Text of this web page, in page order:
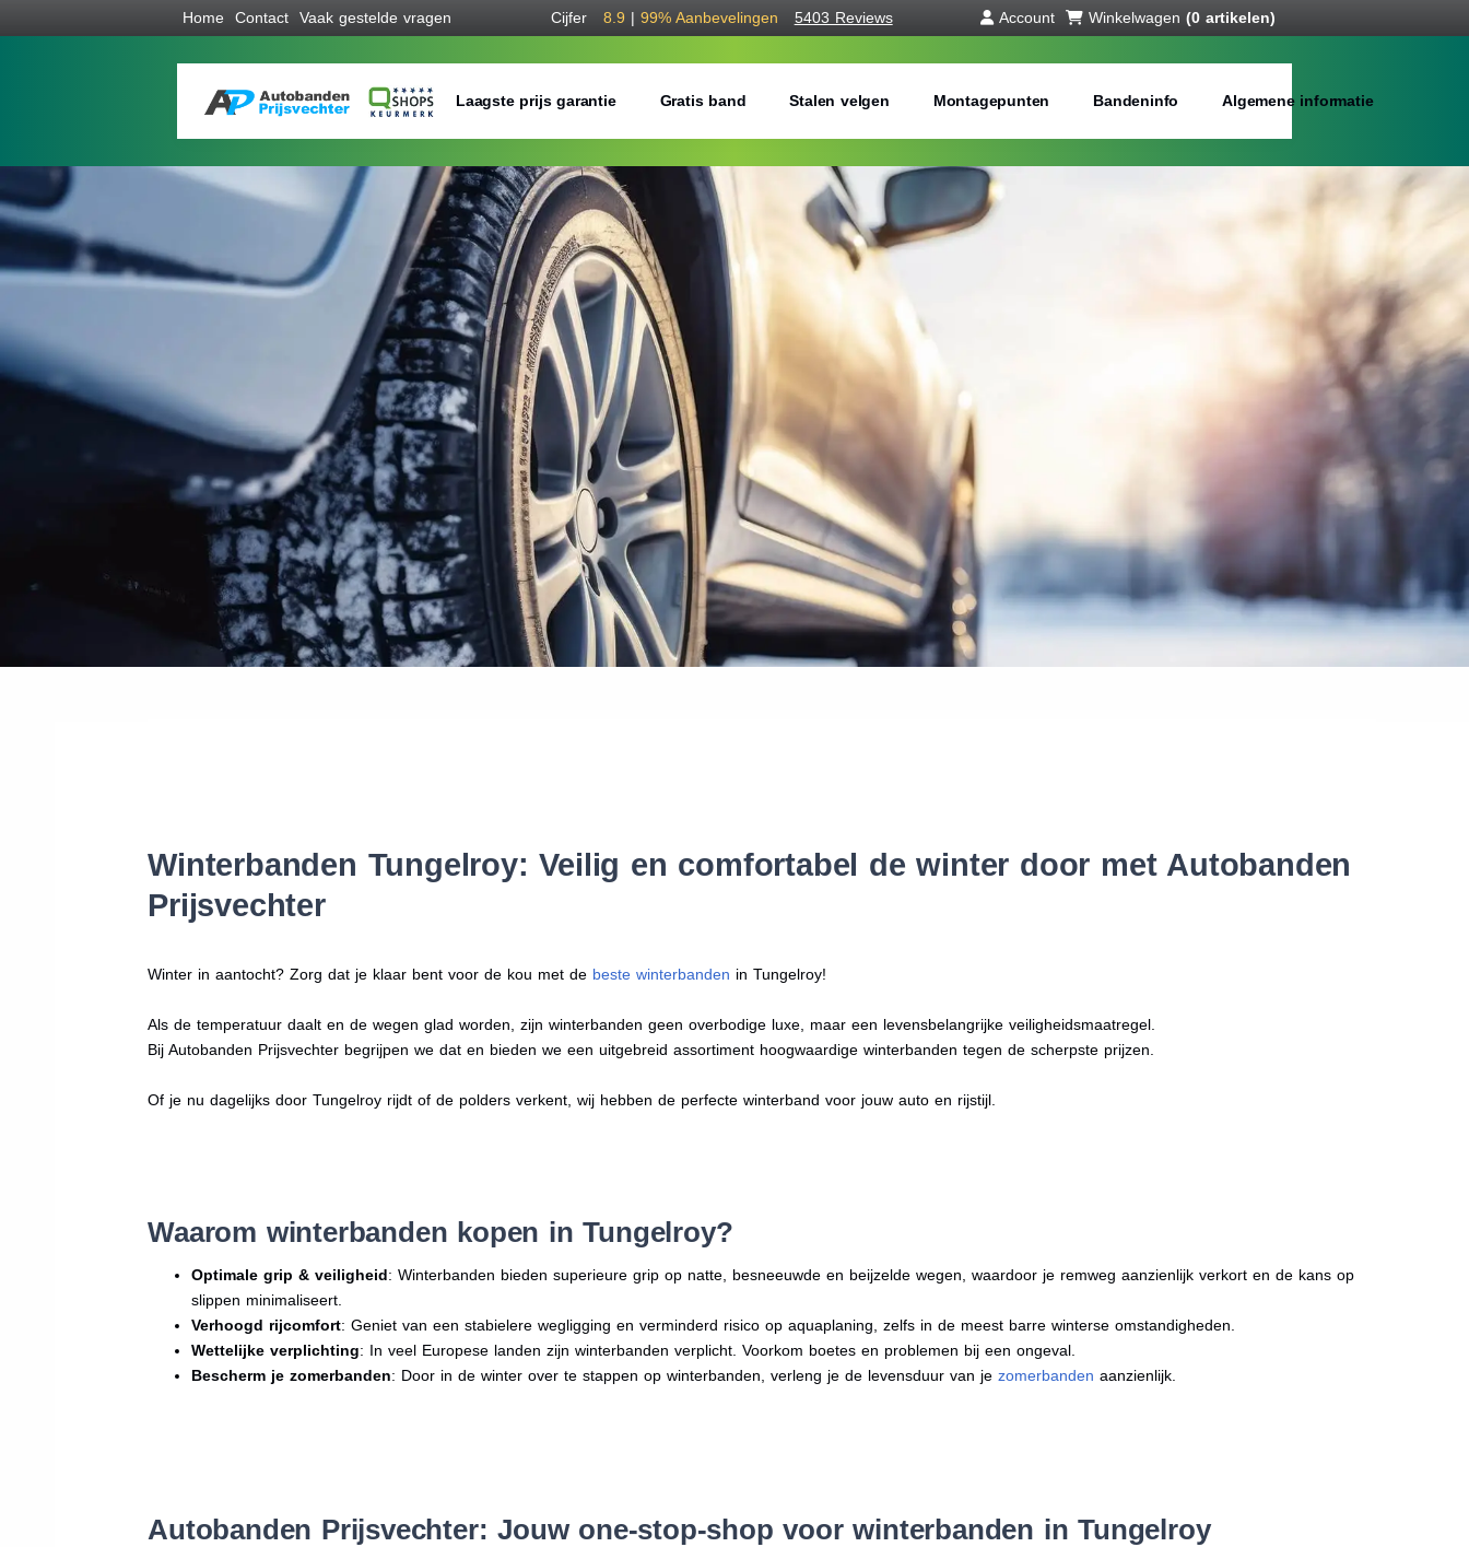
Home Contact Vaak gestelde vragen Cijfer 8.9 | 99% Aanbevelingen 5403 Reviews Account Winkelwagen (0 artikelen)
Laagste prijs garantie Gratis band Stalen velgen Montagepunten Bandeninfo Algemene informatie
Bestel voordelig winterbanden
Seizoen:
Breedte: Hoogte:
Waar vind ik de maat van mijn banden
Help mij met bestellen
Winterbanden Tungelroy: Veilig en comfortabel de winter door met Autobanden
Prijsvechter
Winter in aantocht? Zorg dat je klaar bent voor de kou met de beste winterbanden in Tungelroy!
Als de temperatuur daalt en de wegen glad worden, zijn winterbanden geen overbodige luxe, maar een levensbelangrijke veiligheidsmaatregel.
Bij Autobanden Prijsvechter begrijpen we dat en bieden we een uitgebreid assortiment hoogwaardige winterbanden tegen de scherpste prijzen.
Of je nu dagelijks door Tungelroy rijdt of de polders verkent, wij hebben de perfecte winterband voor jouw auto en rijstijl.
Waarom winterbanden kopen in Tungelroy?
Optimale grip & veiligheid: Winterbanden bieden superieure grip op natte, besneeuwde en beijzelde wegen, waardoor je remweg aanzienlijk verkort en de kans op
slippen minimaliseert.
Verhoogd rijcomfort: Geniet van een stabielere wegligging en verminderd risico op aquaplaning, zelfs in de meest barre winterse omstandigheden.
Wettelijke verplichting: In veel Europese landen zijn winterbanden verplicht. Voorkom boetes en problemen bij een ongeval.
Bescherm je zomerbanden: Door in de winter over te stappen op winterbanden, verleng je de levensduur van jezomerbanden aanzienlijk.
Autobanden Prijsvechter: Jouw one-stop-shop voor winterbanden in Tungelroy